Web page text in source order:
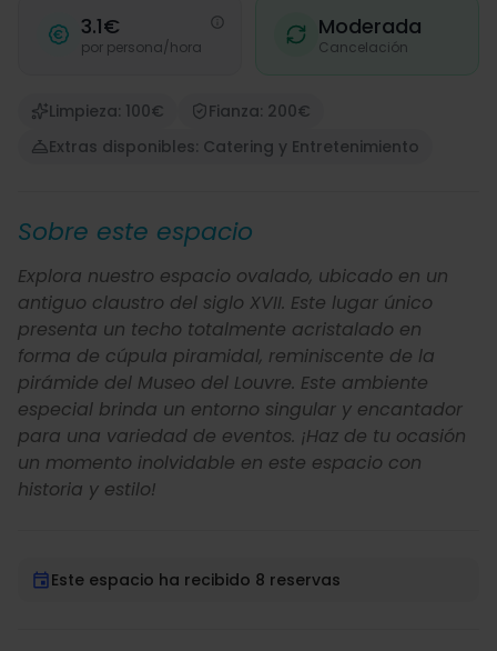
3.1€
por persona/hora
Moderada
Cancelación
Limpieza: 100€
Fianza: 200€
Extras disponibles: Catering y Entretenimiento
Sobre este espacio
Explora nuestro espacio ovalado, ubicado en un
antiguo claustro del siglo XVII. Este lugar único
presenta un techo totalmente acristalado en
forma de cúpula piramidal, reminiscente de la
pirámide del Museo del Louvre. Este ambiente
especial brinda un entorno singular y encantador
para una variedad de eventos. ¡Haz de tu ocasión
un momento inolvidable en este espacio con
historia y estilo!
Este espacio ha recibido 8 reservas